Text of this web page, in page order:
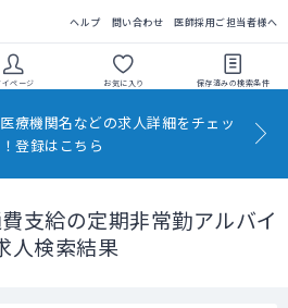
ヘルプ 問い合わせ 医師採用ご担当者様へ
イページ お気に入り 保存済みの検索条件
療機関名などの求人詳細をチェッ
登録はこちら
支給の定期非常勤アルバイ
人検索結果